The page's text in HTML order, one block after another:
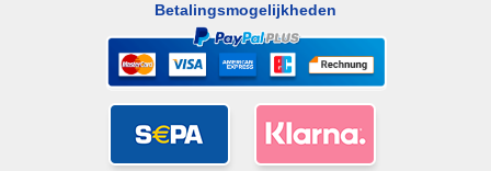
Betalingsmogelijkheden